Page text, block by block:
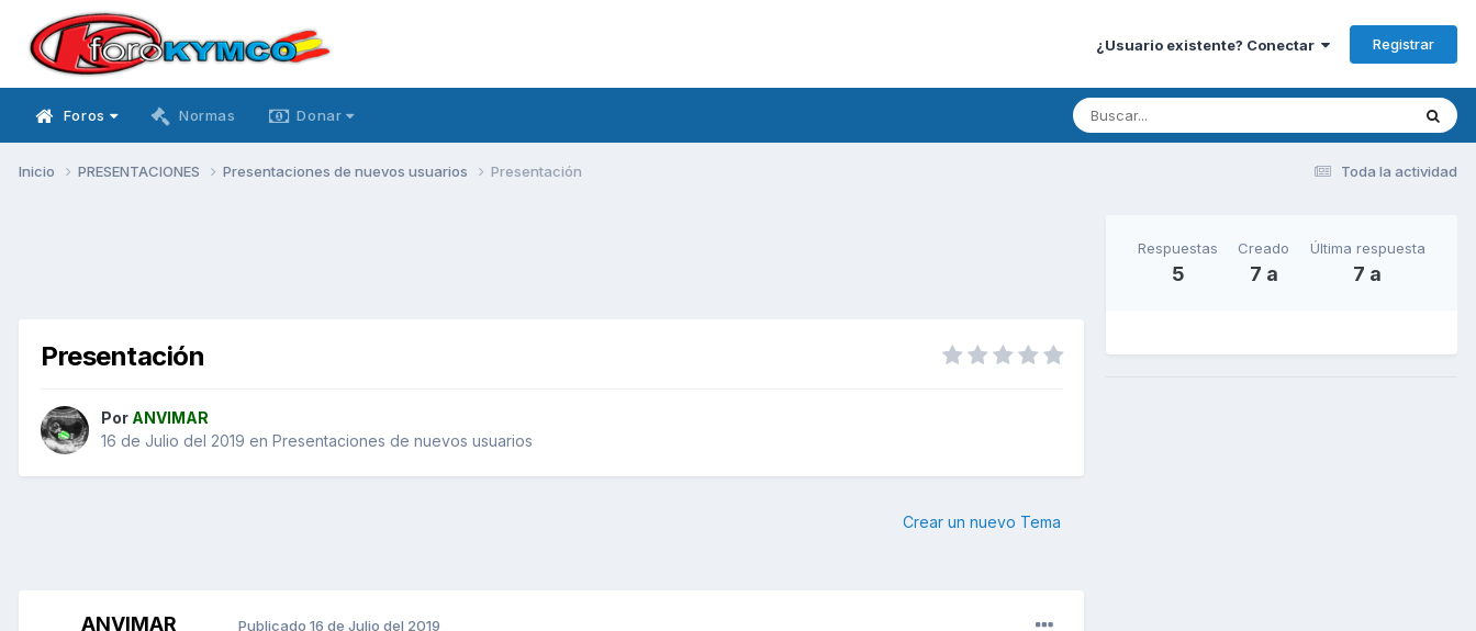
¿Usuario existente? Conectar Registrar
Foros Normas Donar
Toda la actividad
Inicio PRESENTACIONES Presentaciones de nuevos usuarios Presentación
Presentación
Por ANVIMAR
16 de Julio del 2019 en Presentaciones de nuevos usuarios
Crear un nuevo Tema
ANVIMAR Publicado 16 de Julio del 2019
Respuestas
5
Creado
7 a
Última respuesta
7 a